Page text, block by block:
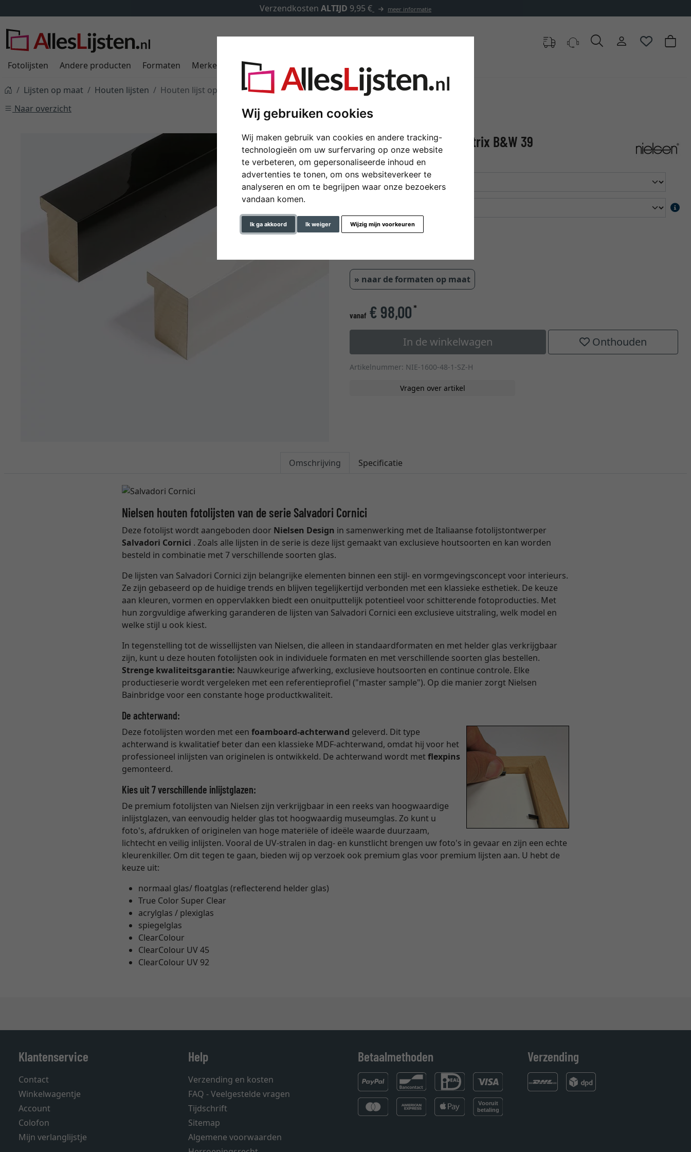
Wij gebruiken cookies
Wij maken gebruik van cookies en andere tracking-
technologieën om uw surfervaring op onze website
te verbeteren, om gepersonaliseerde inhoud en
advertenties te tonen, om ons websiteverkeer te
analyseren en om te begrijpen waar onze bezoekers
vandaan komen.
Ik ga akkoord Ik weiger Wijzig mijn voorkeuren
Verzendkosten ALTIJD 9,95 € meer informatie
Fotolijsten Andere producten Formaten Merken Lijsten op maat Passe-partouts
Lijsten op maat Houten lijsten
Houten lijst op maat, Matrix B&W 39
Naar overzicht
Houten lijst op maat, Matrix B&W 39
» naar de formaten op maat
vanaf € 98,00*
In de winkelwagen Onthouden
Artikelnummer: NIE-1600-48-1-SZ-H
Vragen over artikel
Omschrijving Specificatie
Nielsen houten fotolijsten van de serie Salvadori Cornici
Deze fotolijst wordt aangeboden door Nielsen Design in samenwerking met de Italiaanse fotolijstontwerper
Salvadori Cornici . Zoals alle lijsten in de serie is deze lijst gemaakt van exclusieve houtsoorten en kan worden
besteld in combinatie met 7 verschillende soorten glas.
De lijsten van Salvadori Cornici zijn belangrijke elementen binnen een stijl- en vormgevingsconcept voor interieurs.
Ze zijn gebaseerd op de huidige trends en blijven tegelijkertijd verbonden met een klassieke esthetiek. De keuze
aan kleuren, vormen en oppervlakken biedt een onuitputtelijk potentieel voor schitterende fotoproducties. Met
hun zorgvuldige afwerking garanderen de lijsten van Salvadori Cornici een exclusieve uitstraling, welk model en
welke stijl u ook kiest.
In tegenstelling tot de wissellijsten van Nielsen, die alleen in standaardformaten en met helder glas verkrijgbaar
zijn, kunt u deze houten fotolijsten ook in individuele formaten en met verschillende soorten glas bestellen.
Strenge kwaliteitsgarantie: Nauwkeurige afwerking, exclusieve houtsoorten en continue controle. Elke
productieserie wordt vergeleken met een referentieprofiel ("master sample"). Op die manier zorgt Nielsen
Bainbridge voor een constante hoge productkwaliteit.
De achterwand:
Deze fotolijsten worden met eenfoamboard-achterwand geleverd. Dit type
achterwand is kwalitatief beter dan een klassieke MDF-achterwand, omdat hij voor het
professioneel inlijsten van originelen is ontwikkeld. De achterwand wordt metflexpins
gemonteerd.
Kies uit 7 verschillende inlijstglazen:
De premium fotolijsten van Nielsen zijn verkrijgbaar in een reeks van hoogwaardige
inlijstglazen, van eenvoudig helder glas tot hoogwaardig museumglas. Zo kunt u
foto's, afdrukken of originelen van hoge materiële of ideële waarde duurzaam,
lichtecht en veilig inlijsten. Vooral de UV-stralen in dag- en kunstlicht brengen uw foto's in gevaar en zijn een echte
kleurenkiller. Om dit tegen te gaan, bieden wij op verzoek ook premium glas voor premium lijsten aan. U hebt de
keuze uit:
normaal glas/ floatglas (reflecterend helder glas)
True Color Super Clear
acrylglas / plexiglas
spiegelglas
ClearColour
ClearColour UV 45
ClearColour UV 92
Klantenservice
Contact
Winkelwagentje
Account
Colofon
Mijn verlanglijstje
Help
Verzending en kosten
FAQ - Veelgestelde vragen
Tijdschrift
Sitemap
Algemene voorwaarden
Betaalmethoden Verzending